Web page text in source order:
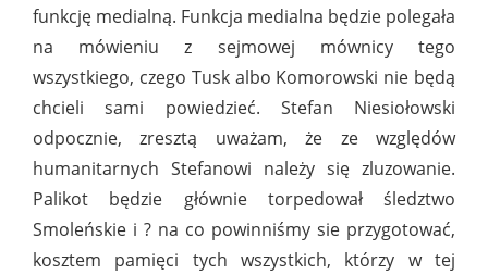
funkcję medialną. Funkcja medialna będzie polegała
na mówieniu z sejmowej mównicy tego
wszystkiego, czego Tusk albo Komorowski nie będą
chcieli sami powiedzieć. Stefan Niesiołowski
odpocznie, zresztą uważam, że ze względów
humanitarnych Stefanowi należy się zluzowanie.
Palikot będzie głównie torpedował śledztwo
Smoleńskie i ? na co powinniśmy sie przygotować,
kosztem pamięci tych wszystkich, którzy w tej